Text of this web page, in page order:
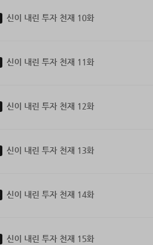
신이 내린 투자 천재 10화
신이 내린 투자 천재 11화
신이 내린 투자 천재 12화
신이 내린 투자 천재 13화
신이 내린 투자 천재 14화
신이 내린 투자 천재 15화